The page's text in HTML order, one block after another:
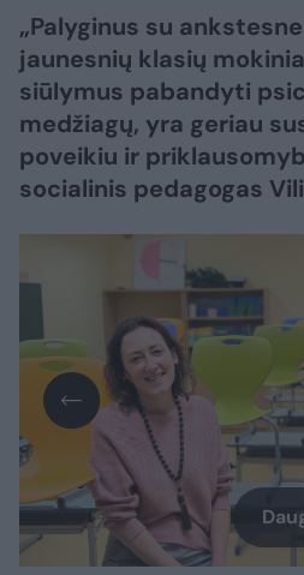
„Palyginus su
jaunesnių klasių
siūlymus pabandyti
medžiagų, yra geriau
poveikiu ir
socialinis pedagogas